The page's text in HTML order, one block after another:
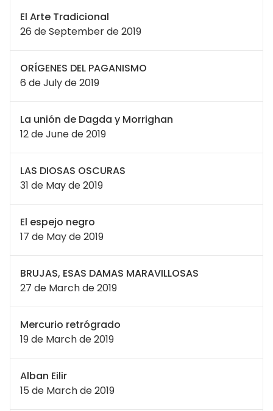
El Arte Tradicional
26 de September de 2019
ORÍGENES DEL PAGANISMO
6 de July de 2019
La unión de Dagda y Morrighan
12 de June de 2019
LAS DIOSAS OSCURAS
31 de May de 2019
El espejo negro
17 de May de 2019
BRUJAS, ESAS DAMAS MARAVILLOSAS
27 de March de 2019
Mercurio retrógrado
19 de March de 2019
Alban Eilir
15 de March de 2019